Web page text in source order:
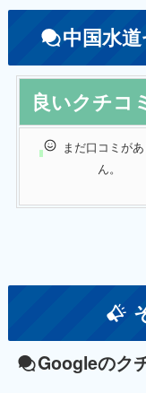
中国水
良いクチコ
まだ口コミが
ん。
Googleのク